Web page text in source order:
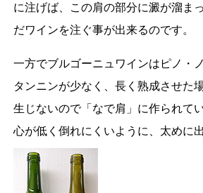
に注げば、この肩の部分に澱が溜ま
だワインを注ぐ事が出来るのです。
一方でブルゴーニュワインはピノ・
タンニンが少なく、長く熟成させた
生じないので「なで肩」に作られて
心が低く倒れにくいように、太めに